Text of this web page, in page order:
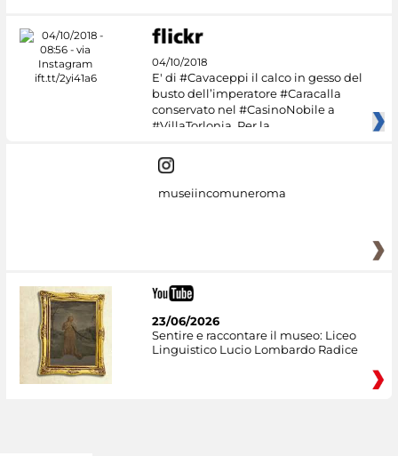
04/10/2018
E' di #Cavaceppi il calco in gesso del
busto dell’imperatore #Caracalla
conservato nel #CasinoNobile a
#VillaTorlonia. Per la
museiincomuneroma
23/06/2026
Sentire e raccontare il museo: Liceo
Linguistico Lucio Lombardo Radice